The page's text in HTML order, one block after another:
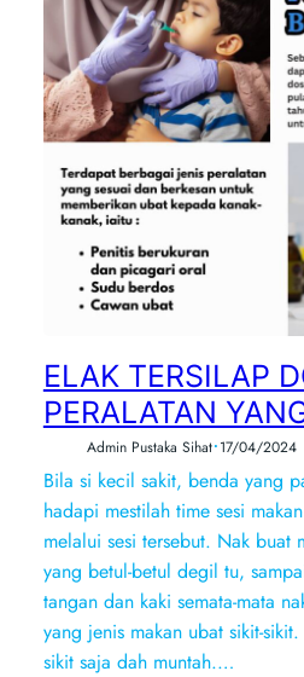
ELAK TERSILAP
PERALATAN
Admin Pustaka Sihat•17/04/2024
Bila si kecil sakit, benda yang
hadapi mestilah time sesi
melalui sesi tersebut. Nak buat
yang betul-betul degil tu,
tangan dan kaki semata-mata
yang jenis makan ubat sikit-
sikit saja dah muntah.…